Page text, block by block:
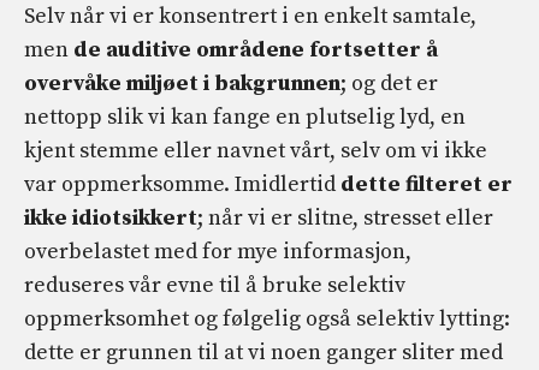
Selv når vi er konsentrert i en enkelt samtale,
men de auditive områdene fortsetter å
overvåke miljøet i bakgrunnen; og det er
nettopp slik vi kan fange en plutselig lyd, en
kjent stemme eller navnet vårt, selv om vi ikke
var oppmerksomme. Imidlertid dette filteret er
ikke idiotsikkert; når vi er slitne, stresset eller
overbelastet med for mye informasjon,
reduseres vår evne til å bruke selektiv
oppmerksomhet og følgelig også selektiv lytting:
dette er grunnen til at vi noen ganger sliter med